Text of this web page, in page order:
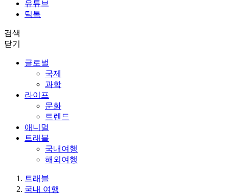
유튜브
틱톡
검색
닫기
글로벌
국제
과학
라이프
문화
트렌드
애니멀
트래블
국내여행
해외여행
트래블
국내 여행